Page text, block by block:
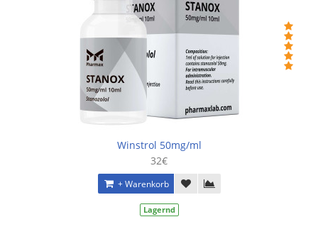
Winstrol 50mg/ml
32€
+ Warenkorb
Lagernd